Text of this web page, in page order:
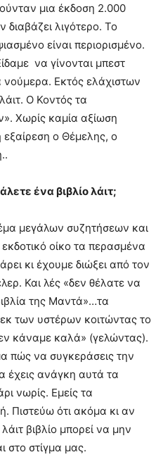
μια έκδοση 2.000
λιγότερο. Το
είναι περιορισμένο.
να γίνονται μπεστ
Εκτός ελάχιστων
Ο Κοντός τα
Χωρίς καμία αξίωση
εξαίρεση ο Θέμελης, ο
ένα βιβλίο λάιτ;
μεγάλων συζητήσεων και
οίκο τα περασμένα
κι έχουμε διώξει από τον
Και λές «δεν θέλατε να
της Μαντά»…τα
των υστέρων κοιτώντας το
κάναμε καλά» (γελώντας).
πώς να συγκεράσεις την
έχεις ανάγκη αυτά τα
νωρίς. Εμείς τα
Πιστεύω ότι ακόμα κι αν
βιβλίο μπορεί να μην
στο στίγμα μας.